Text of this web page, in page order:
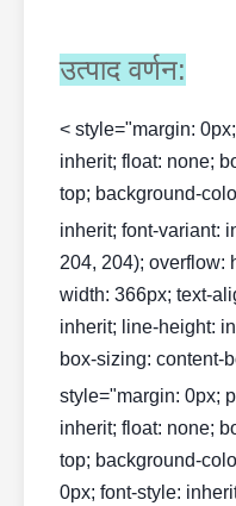
उत्पाद वर्णन:
< style="margin:
inherit; float: none;
top; background-
inherit; font-variant:
204, 204); overflow:
width: 366px; text-
inherit; line-height:
box-sizing: content-
style="margin: 0px;
inherit; float: none;
top; background-
0px; font-style: